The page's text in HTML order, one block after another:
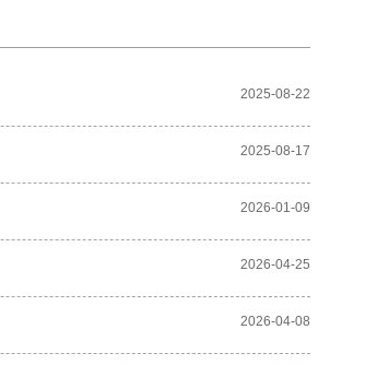
2025-08-22
2025-08-17
2026-01-09
2026-04-25
2026-04-08